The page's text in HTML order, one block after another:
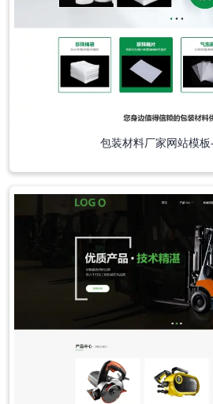
包装材料厂家网站模